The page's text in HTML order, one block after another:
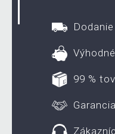
99 %